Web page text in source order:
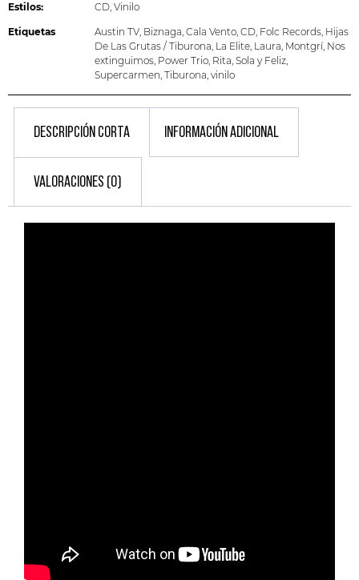
Estilos: CD, Vinilo
Etiquetas Austin TV, Biznaga, Cala Vento, CD, Folc Records, Hijas
De Las Grutas / Tiburona, La Elite, Laura, Montgrí, Nos
extinguimos, Power Trio, Rita, Sola y Feliz,
Supercarmen, Tiburona, vinilo
DESCRIPCIÓN CORTA INFORMACIÓN ADICIONAL
VALORACIONES (0)